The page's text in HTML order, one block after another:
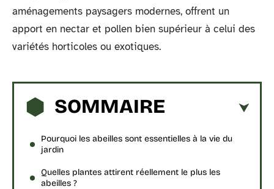
aménagements paysagers modernes, offrent un
apport en nectar et pollen bien supérieur à celui des
variétés horticoles ou exotiques.
SOMMAIRE
Pourquoi les abeilles sont essentielles à la vie du
jardin
Quelles plantes attirent réellement le plus les
abeilles ?